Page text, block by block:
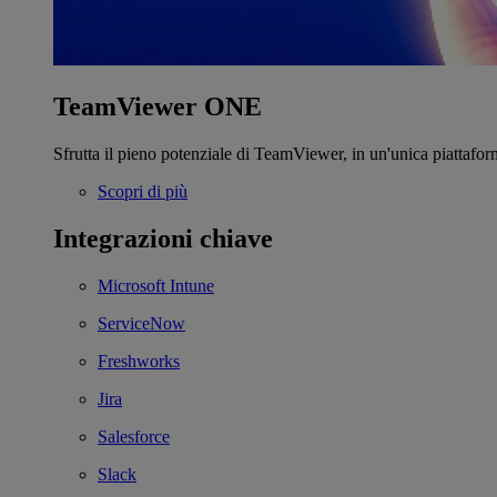
TeamViewer ONE
Sfrutta il pieno potenziale di TeamViewer, in un'unica
Scopri di più
Integrazioni chiave
Microsoft Intune
ServiceNow
Freshworks
Jira
Salesforce
Slack